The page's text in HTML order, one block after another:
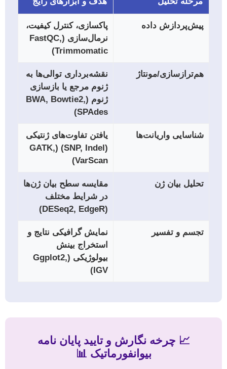
پیش‌پردازش داده
پاکسازی، کنترل کیفیت،
نرمال‌سازی (FastQC,
Trimmomatic)
هم‌ترازسازی/مونتاژ
نقشه‌برداری توالی‌ها به
ژنوم مرجع یا بازسازی
ژنوم (BWA, Bowtie2,
SPAdes)
شناسایی واریانت‌ها
یافتن تفاوت‌های ژنتیکی
(SNP, Indel) (GATK,
VarScan)
تحلیل بیان ژن
مقایسه سطح بیان ژن‌ها
در شرایط مختلف
(DESeq2, EdgeR)
تجسم و تفسیر
نمایش گرافیکی نتایج و
استخراج بینش
بیولوژیکی (ggplot2,
IGV)
📈 چرخه نگارش و تایید پایان نامه
بیوانفورماتیک 📊